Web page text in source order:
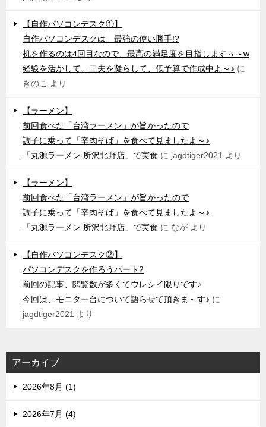
【自作パソコンデスク①】
自作パソコンデスクは、最強の使い勝手!?
机を作るのは4回目なので、最高の満足度を目指しますぅ～w
経験を活かして、工夫を凝らして、低予算で作成中よ～♪ に
きのこ
より
【ラーメン】
前回食べた「台湾ラーメン」が旨かったので
調子に乗って「辛肉そば」を食べて見ましたよ～♪
「丸源ラーメン 所沢北野店」で実食 に jagdtiger2021 より
【ラーメン】
前回食べた「台湾ラーメン」が旨かったので
調子に乗って「辛肉そば」を食べて見ましたよ～♪
「丸源ラーメン 所沢北野店」で実食 に なが より
【自作パソコンデスク②】
パソコンデスクを作ろうパート2
前回の記事、閲覧数が多くてウレシイ限りです♪
今回は、モニター台について語らせて頂きま～す♪ に
jagdtiger2021 より
アーカイブ
2026年8月 (1)
2026年7月 (4)